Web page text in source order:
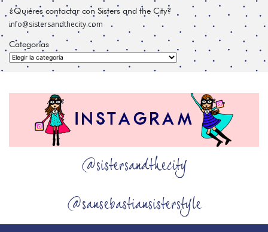
¿Quiéres contactar con Sisters and the City?
info@sistersandthecity.com
Categorías
Categorías
@sistersandthecity
@sansebastiansisterstyle